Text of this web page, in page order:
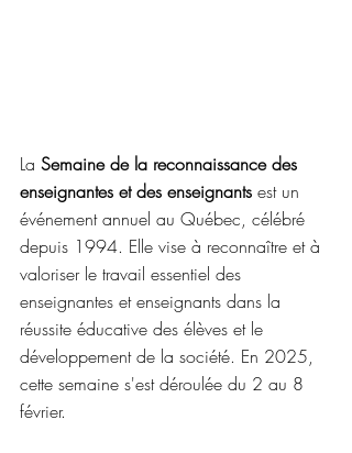
La Semaine de la reconnaissance des
enseignantes et des enseignants est un
événement annuel au Québec, célébré
depuis 1994. Elle vise à reconnaître et à
valoriser le travail essentiel des
enseignantes et enseignants dans la
réussite éducative des élèves et le
développement de la société. En 2025,
cette semaine s'est déroulée du 2 au 8
février.